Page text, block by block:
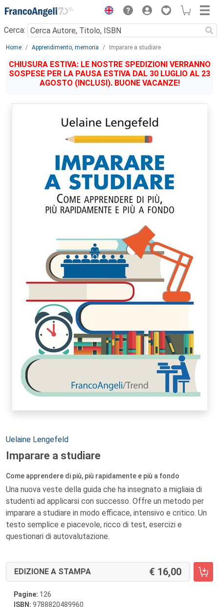
Menu
Cerca:
Main content
Home Apprendimento, memoria Imparare a studiare
CHIUSURA ESTIVA: LE NOSTRE SPEDIZIONI VERRANNO
SOSPESE PER LA PAUSA ESTIVA DAL 30 LUGLIO AL 23
AGOSTO (INCLUSI). BUONE VACANZE!
Autori:
Uelaine Lengefeld
Imparare a studiare
Come apprendere di più, più rapidamente e più a fondo
Una nuova veste della guida che ha insegnato a migliaia di
studenti ad applicarsi con successo. Offre un metodo per
imparare a studiare in modo efficace, intensivo e critico. Un
testo semplice e piacevole, ricco di test, esercizi e
questionari di autovalutazione.
EDIZIONE A STAMPA 16,00
Pagine: 126
ISBN: 9788820489960